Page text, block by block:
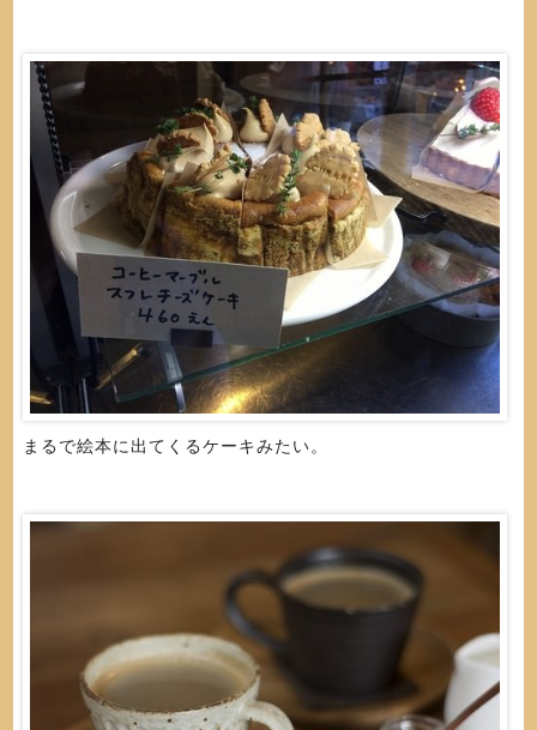
まるで絵本に出てくるケーキみたい。